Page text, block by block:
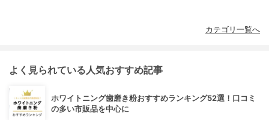
カテゴリ一覧へ
よく見られている人気おすすめ記事
ホワイトニング歯磨き粉おすすめランキング52選！口コミ
の多い市販品を中心に